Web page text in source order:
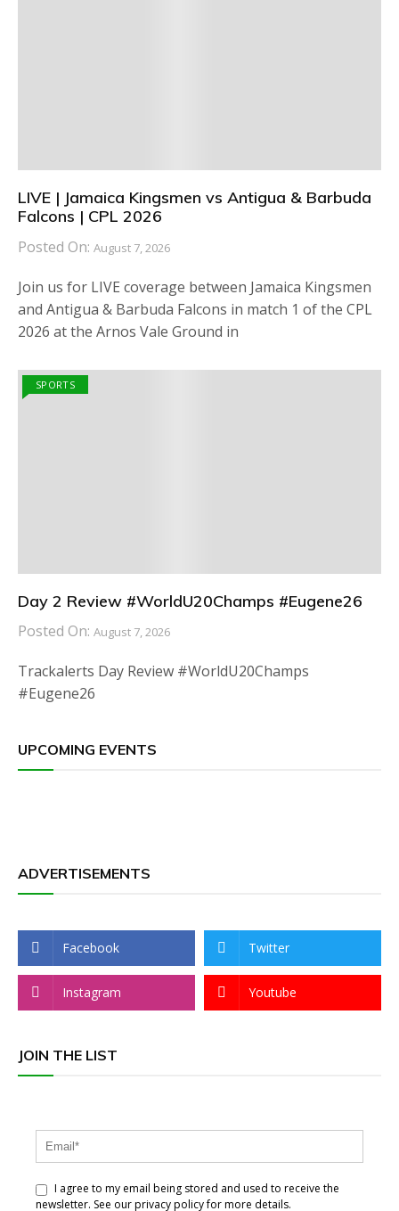
LIVE | Jamaica Kingsmen vs Antigua & Barbuda
Falcons | CPL 2026
Posted On: August 7, 2026
Join us for LIVE coverage between Jamaica Kingsmen
and Antigua & Barbuda Falcons in match 1 of the CPL
2026 at the Arnos Vale Ground in
SPORTS
Day 2 Review #WorldU20Champs #Eugene26
Posted On: August 7, 2026
Trackalerts Day Review #WorldU20Champs
#Eugene26
UPCOMING EVENTS
ADVERTISEMENTS
Facebook Twitter
Instagram Youtube
JOIN THE LIST
I agree to my email being stored and used to receive the
newsletter. See our privacy policy for more details.